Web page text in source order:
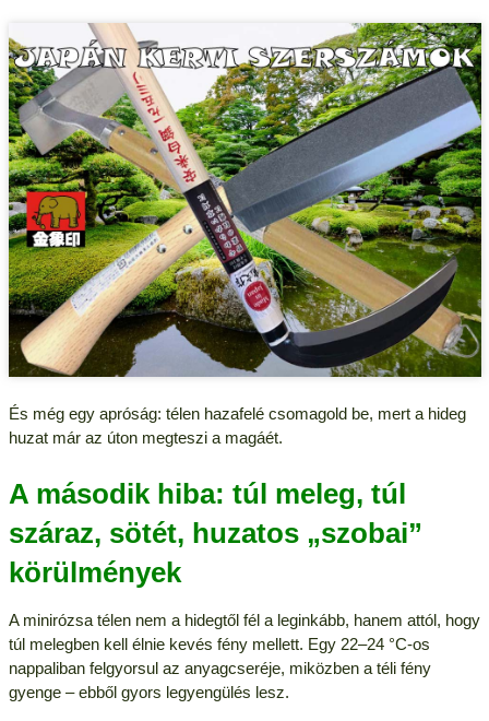
És még egy apróság: télen hazafelé csomagold be, mert a hideg
huzat már az úton megteszi a magáét.
A második hiba: túl meleg, túl
száraz, sötét, huzatos „szobai”
körülmények
A minirózsa télen nem a hidegtől fél a leginkább, hanem attól, hogy
túl melegben kell élnie kevés fény mellett. Egy 22–24 °C-os
nappaliban felgyorsul az anyagcseréje, miközben a téli fény
gyenge – ebből gyors legyengülés lesz.